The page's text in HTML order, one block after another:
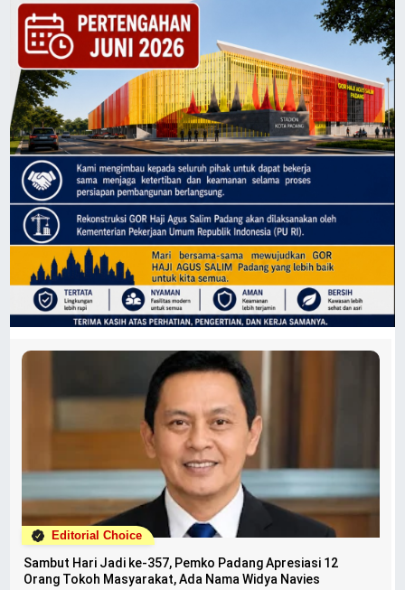
Editorial Choice
Sambut Hari Jadi ke-357, Pemko Padang Apresiasi 12
Orang Tokoh Masyarakat, Ada Nama Widya Navies